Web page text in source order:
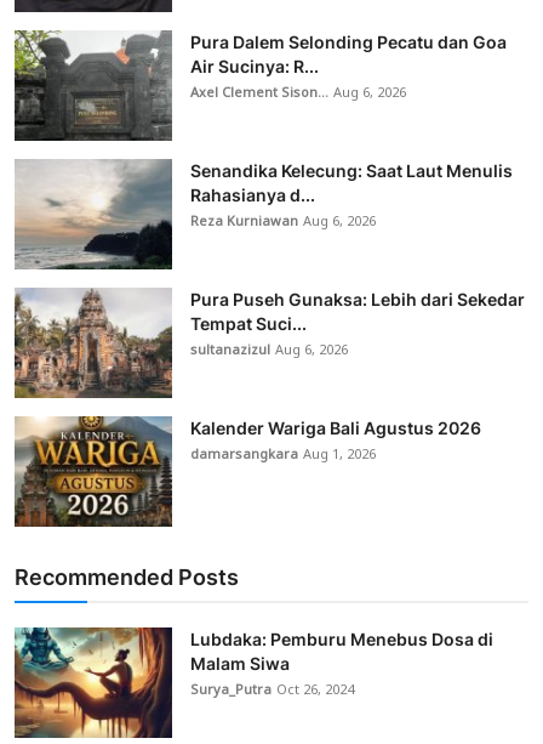
Pura Dalem Selonding Pecatu dan Goa
Air Sucinya: R...
Axel Clement Sison...Aug 6, 2026
Senandika Kelecung: Saat Laut Menulis
Rahasianya d...
Reza KurniawanAug 6, 2026
Pura Puseh Gunaksa: Lebih dari Sekedar
Tempat Suci...
sultanazizulAug 6, 2026
Kalender Wariga Bali Agustus 2026
damarsangkaraAug 1, 2026
Recommended Posts
Lubdaka: Pemburu Menebus Dosa di
Malam Siwa
Surya_Putra Oct 26, 2024